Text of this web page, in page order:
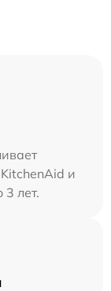
и
3 лет.